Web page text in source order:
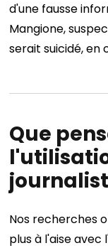
d'une fausse
Mangione,
serait suicidé, en
Que
Nos recherches
plus à l'aise avec